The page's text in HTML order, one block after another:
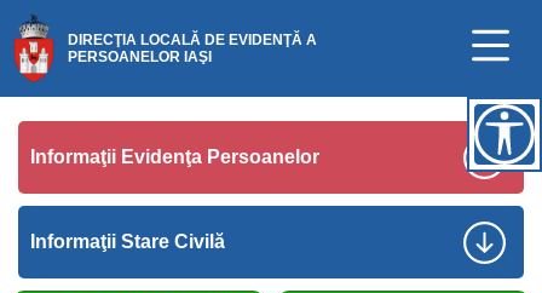
DIRECŢIA LOCALĂ DE EVIDENŢĂ A
PERSOANELOR IAŞI
Informaţii Evidenţa Persoanelor
Informaţii Stare Civilă